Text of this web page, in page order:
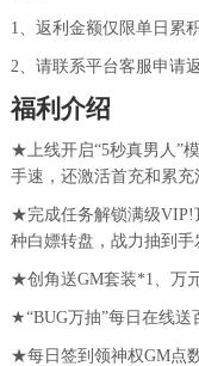
1、返利金额仅限单日累
2、请联系平台客服申请
福利介绍
★上线开启“5秒真男人”
手速，还激活首充和累充
★完成任务解锁满级VIP!
种白嫖转盘，战力抽到手
★创角送GM套装*1、万
★“BUG万抽”每日在线送
★每日签到领神权GM点